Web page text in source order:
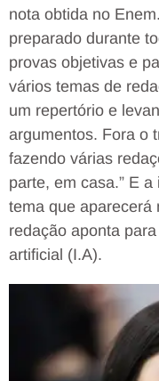
nota obtida no
preparado durante
provas objetivas e
vários temas de
um repertório e
argumentos. Fora o
fazendo várias
parte, em casa.” E
tema que aparecerá
redação aponta
artificial (I.A).